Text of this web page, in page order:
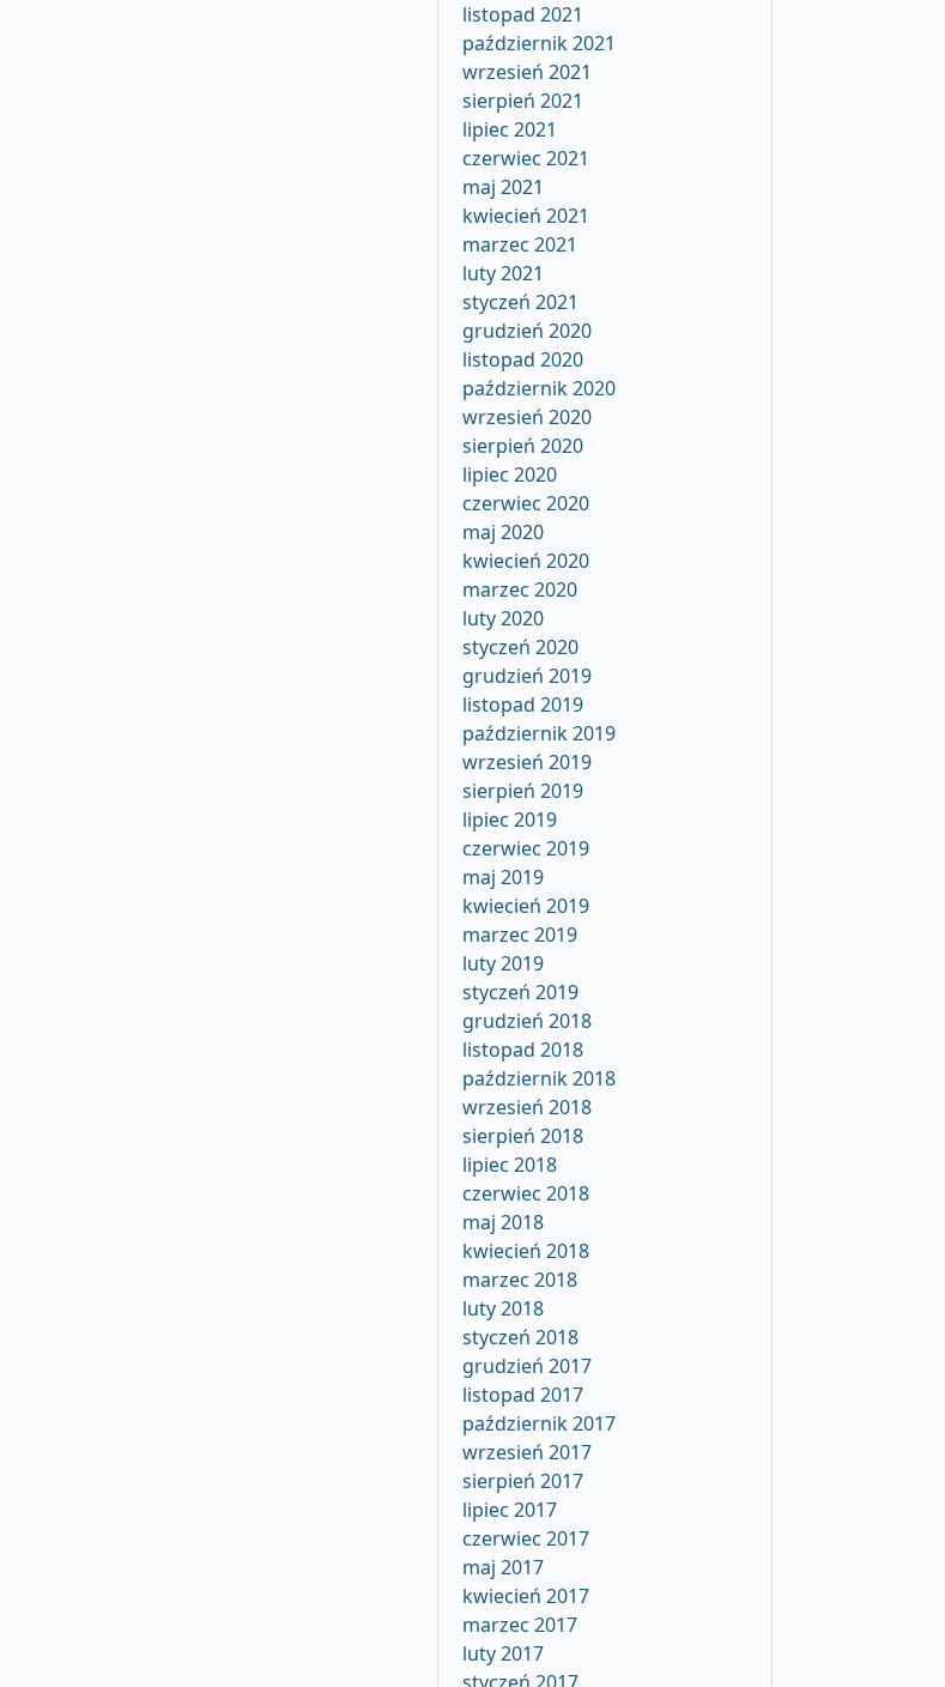
listopad 2021
październik 2021
wrzesień 2021
sierpień 2021
lipiec 2021
czerwiec 2021
maj 2021
kwiecień 2021
marzec 2021
luty 2021
styczeń 2021
grudzień 2020
listopad 2020
październik 2020
wrzesień 2020
sierpień 2020
lipiec 2020
czerwiec 2020
maj 2020
kwiecień 2020
marzec 2020
luty 2020
styczeń 2020
grudzień 2019
listopad 2019
październik 2019
wrzesień 2019
sierpień 2019
lipiec 2019
czerwiec 2019
maj 2019
kwiecień 2019
marzec 2019
luty 2019
styczeń 2019
grudzień 2018
listopad 2018
październik 2018
wrzesień 2018
sierpień 2018
lipiec 2018
czerwiec 2018
maj 2018
kwiecień 2018
marzec 2018
luty 2018
styczeń 2018
grudzień 2017
listopad 2017
październik 2017
wrzesień 2017
sierpień 2017
lipiec 2017
czerwiec 2017
maj 2017
kwiecień 2017
marzec 2017
luty 2017